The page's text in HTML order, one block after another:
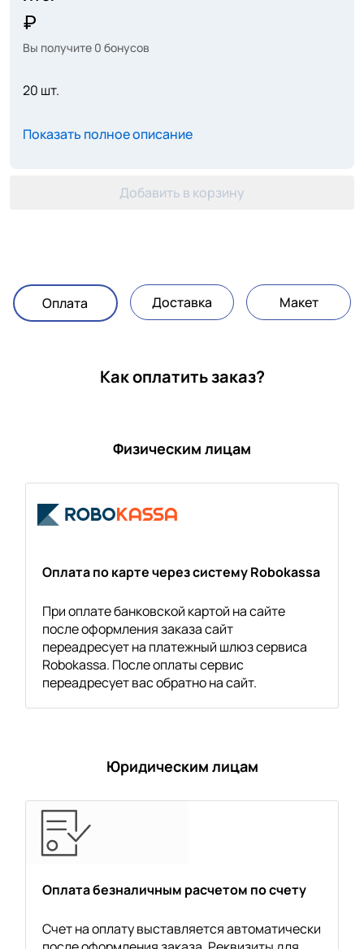
Вы получите 0 бонусов
20 шт.
Показать полное описание
Добавить в корзину
Оплата Доставка Макет
Как оплатить заказ?
Физическим лицам
Оплата по карте через систему Robokassa
При оплате банковской картой на сайте
после оформления заказа сайт
переадресует на платежный шлюз сервиса
Robokassa. После оплаты сервис
переадресует вас обратно на сайт.
Юридическим лицам
Оплата безналичным расчетом по счету
Счет на оплату выставляется автоматически